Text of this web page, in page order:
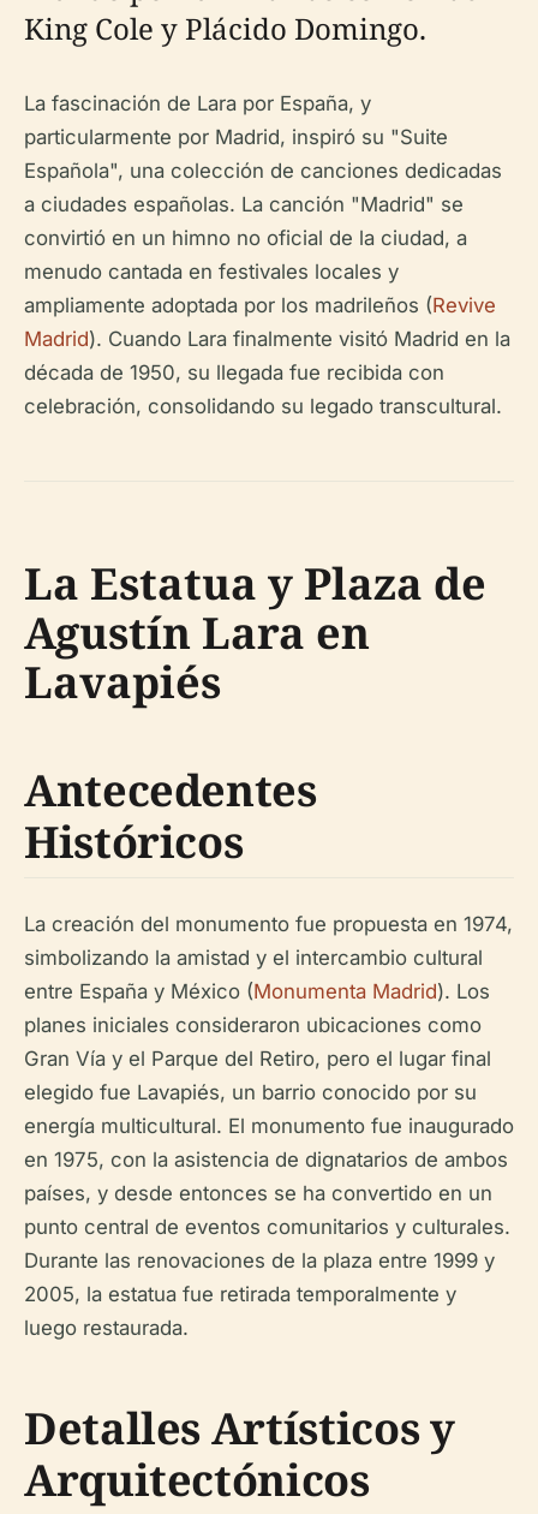
King Cole y Plácido Domingo.
La fascinación de Lara por España, y
particularmente por Madrid, inspiró su "Suite
Española", una colección de canciones dedicadas
a ciudades españolas. La canción "Madrid" se
convirtió en un himno no oficial de la ciudad, a
menudo cantada en festivales locales y
ampliamente adoptada por los madrileños (Revive
Madrid). Cuando Lara finalmente visitó Madrid en la
década de 1950, su llegada fue recibida con
celebración, consolidando su legado transcultural.
La Estatua y Plaza de
Agustín Lara en
Lavapiés
Antecedentes
Históricos
La creación del monumento fue propuesta en 1974,
simbolizando la amistad y el intercambio cultural
entre España y México (Monumenta Madrid). Los
planes iniciales consideraron ubicaciones como
Gran Vía y el Parque del Retiro, pero el lugar final
elegido fue Lavapiés, un barrio conocido por su
energía multicultural. El monumento fue inaugurado
en 1975, con la asistencia de dignatarios de ambos
países, y desde entonces se ha convertido en un
punto central de eventos comunitarios y culturales.
Durante las renovaciones de la plaza entre 1999 y
2005, la estatua fue retirada temporalmente y
luego restaurada.
Detalles Artísticos y
Arquitectónicos